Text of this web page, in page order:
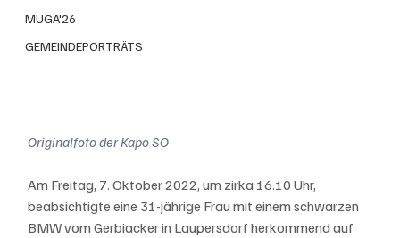
MUGA'26
GEMEINDEPORTRÄTS
Originalfoto der Kapo SO
Am Freitag, 7. Oktober 2022, um zirka 16.10 Uhr,
beabsichtigte eine 31-jährige Frau mit einem schwarzen
BMW vom Gerbiacker in Laupersdorf herkommend auf